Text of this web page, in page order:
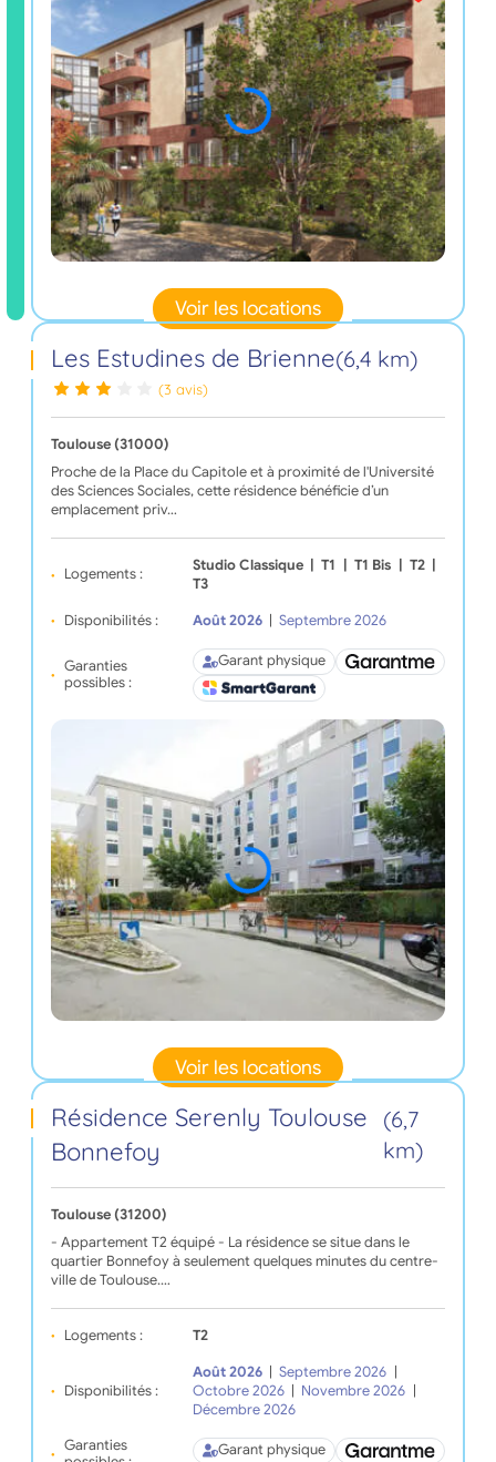
Voir les locations
Les Estudines de Brienne(6,4 km)
(3 avis)
Toulouse (31000)
Proche de la Place du Capitole et à proximité de l'Université
des Sciences Sociales, cette résidence bénéficie d’un
emplacement priv…
Logements :
Studio Classique T1 T1 Bis T2
T3
Disponibilités : Août 2026 Septembre 2026
Garanties
possibles :
Garant physique
Voir les locations
Résidence Serenly Toulouse
Bonnefoy
(6,7
km)
Toulouse (31200)
- Appartement T2 équipé - La résidence se situe dans le
quartier Bonnefoy à seulement quelques minutes du centre-
ville de Toulouse.…
Logements : T2
Disponibilités :
Août 2026 | Septembre 2026 |
Octobre 2026 | Novembre 2026 |
Décembre 2026
Garanties
Garant physique